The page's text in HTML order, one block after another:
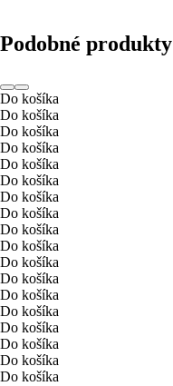
Podobné produkty
Do košíka
Do košíka
Do košíka
Do košíka
Do košíka
Do košíka
Do košíka
Do košíka
Do košíka
Do košíka
Do košíka
Do košíka
Do košíka
Do košíka
Do košíka
Do košíka
Do košíka
Do košíka